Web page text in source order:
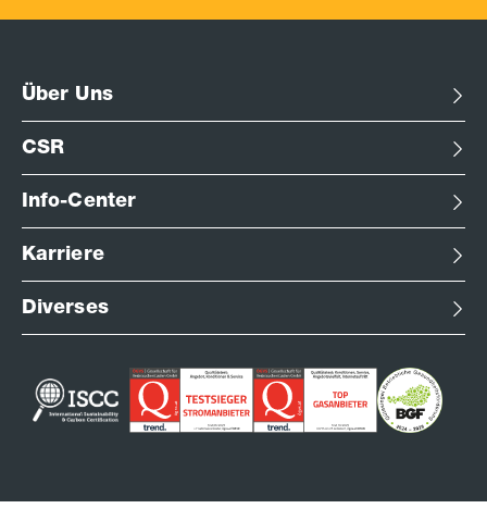
Über Uns
CSR
Info-Center
Karriere
Diverses